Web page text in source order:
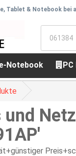
Tablet & Notebook bei
Notebook
und